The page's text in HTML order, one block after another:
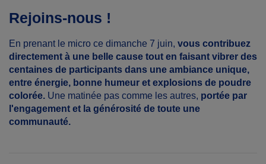
Rejoins-nous !
En prenant le micro ce dimanche 7 juin, vous contribuez
directement à une belle cause tout en faisant vibrer des
centaines de participants dans une ambiance unique,
entre énergie, bonne humeur et explosions de poudre
colorée. Une matinée pas comme les autres, portée par
l'engagement et la générosité de toute une
communauté.